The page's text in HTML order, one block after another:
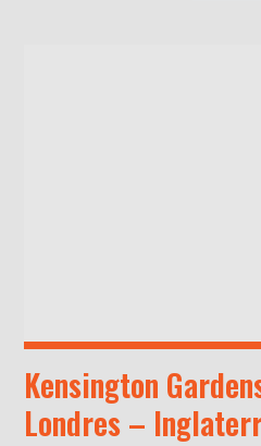
Kensington
Londres –